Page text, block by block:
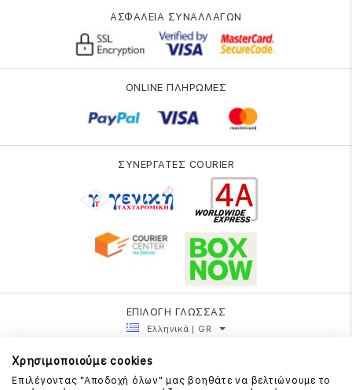
ΑΣΦΑΛΕΙΑ ΣΥΝΑΛΛΑΓΩΝ
ONLINE ΠΛΗΡΩΜΕΣ
ΣΥΝΕΡΓΑΤΕΣ COURIER
ΕΠΙΛΟΓΗ ΓΛΩΣΣΑΣ
Ελληνικά | GR
Χρησιμοποιούμε cookies
Επιλέγοντας "Αποδοχή όλων" μας βοηθάτε να βελτιώνουμε το